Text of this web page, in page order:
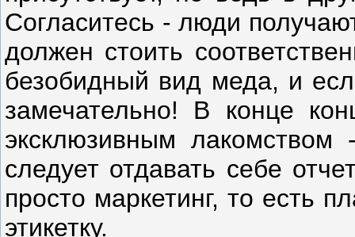
Согласитесь - люди
должен стоить
безобидный вид меда, и
замечательно! В конце
эксклюзивным
следует отдавать себе
просто маркетинг, то есть
этикетку.